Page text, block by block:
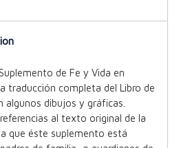
de Fe y Vida en
traducción completa del Libro de
algunos dibujos y gráficas.
al texto original de la
que éste suplemento está